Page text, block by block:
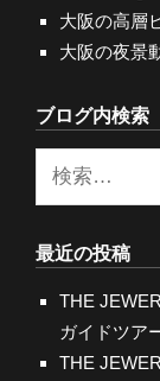
大阪の高層
大阪の夜景
ブログ内検索
最近の投稿
THE
ガイドツア
THE